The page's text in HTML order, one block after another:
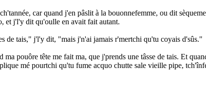
car quand j'en pâslit à la bouonnefemme, ou dit
et j'l'y dit qu'oulle en avait fait autant.
de tais," j'l'y dit, "mais j'n'ai jamais r'mertchi qu'tu coyais d'sûs."
pouôre tête me fait ma, que j'prends une tâsse de tais. Et
mé pourtchi qu'tu fume acquo chutte sale vieille pipe,